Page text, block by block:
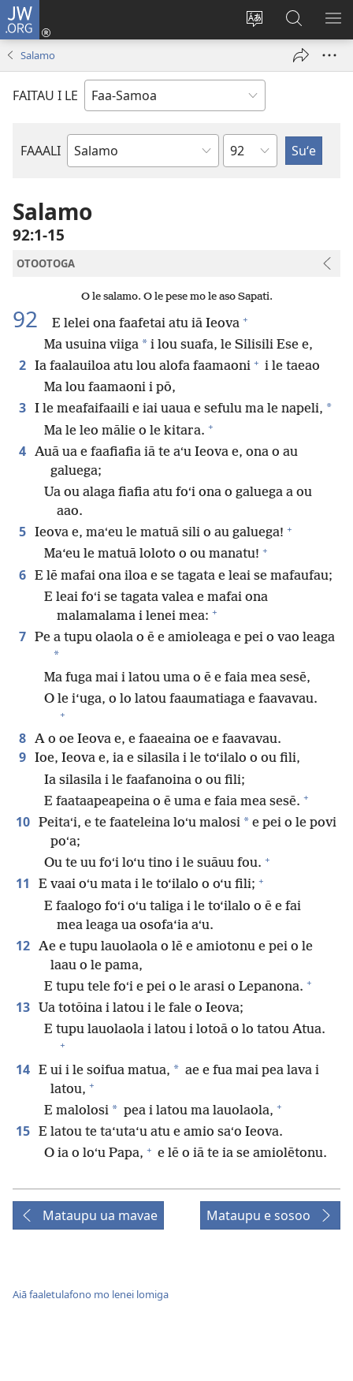
JW.ORG
Sui
gagana
o
le
tafaʻilagi
Log
isi
Suʻe
le
Salamo
FAITAU I LE
FAAALI
Tusi
Tusi
Mataupu
Salamo
92:1-15
OTOOTOGA
O le salamo. O le pese mo le aso Sapati.
92 E lelei ona faafetai atu iā Ieova +
Ma usuina viiga * i lou suafa, le Silisili Ese e,
2 Ia faalauiloa atu lou alofa faamaoni + i le taeao
Ma lou faamaoni i pō,
3 I le meafaifaaili e iai uaua e sefulu ma le napeli, *
Ma le leo mālie o le kitara. +
4 Auā ua e faafiafia iā te aʻu Ieova e, ona o au
galuega;
Ua ou alaga fiafia atu foʻi ona o galuega a ou
aao.
5 Ieova e, maʻeu le matuā sili o au galuega! +
Ma‘eu le matuā loloto o ou manatu! +
6 E lē mafai ona iloa e se tagata e leai se mafaufau;
E leai foʻi se tagata valea e mafai ona
malamalama i lenei mea: +
7 Pe a tupu olaola o ē e amioleaga e pei o vao leaga
*
Ma fuga mai i latou uma o ē e faia mea sesē,
O le i‘uga, o lo latou faaumatiaga e faavavau.
+
8 A o oe Ieova e, e faaeaina oe e faavavau.
9 Ioe, Ieova e, ia e silasila i le to‘ilalo o ou fili,
Ia silasila i le faafanoina o ou fili;
E faataapeapeina o ē uma e faia mea sesē. +
10 Peitaʻi, e te faateleina loʻu malosi * e pei o le povi
poʻa;
Ou te uu foʻi lo‘u tino i le suāuu fou. +
11 E vaai oʻu mata i le to‘ilalo o o‘u fili; +
E faalogo foʻi oʻu taliga i le to‘ilalo o ē e fai
mea leaga ua osofa‘ia aʻu.
12 Ae e tupu lauolaola o lē e amiotonu e pei o le
laau o le pama,
E tupu tele foʻi e pei o le arasi o Lepanona. +
13 Ua totōina i latou i le fale o Ieova;
E tupu lauolaola i latou i lotoā o lo tatou Atua.
+
14 E ui i le soifua matua, * ae e fua mai pea lava i
latou, +
E malolosi * pea i latou ma lauolaola, +
15 E latou te ta‘uta‘u atu e amio saʻo Ieova.
O ia o loʻu Papa, + e lē o iā te ia se amiolētonu.
Mataupu ua mavae Mataupu e sosoo
Aiā faaletulafono mo lenei lomiga